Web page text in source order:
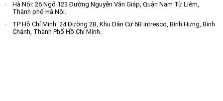
Hà Nội: 26 Ngõ 123 Đường Nguyễn Văn Giáp, Quận Nam Từ Liêm,
Thành phố Hà Nội.
TP Hồ Chí Minh: 24 Đường 2B, Khu Dân Cư 6B intresco, Bình Hưng, Bình
Chánh, Thành Phố Hồ Chí Minh.